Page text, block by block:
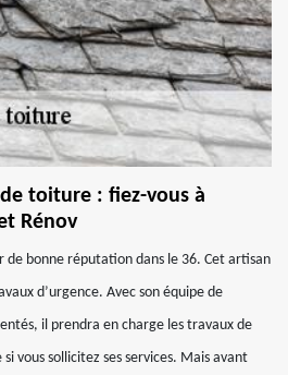
toiture : fiez-vous à
Rénov
de bonne réputation dans le 36. Cet artisan
d’urgence. Avec son équipe de
il prendra en charge les travaux de
vous sollicitez ses services. Mais avant